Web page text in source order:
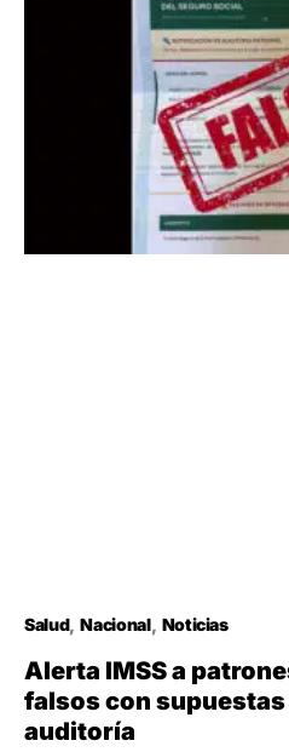
Salud Nacional Noticias
Alerta IMSS a
falsos con
auditoría